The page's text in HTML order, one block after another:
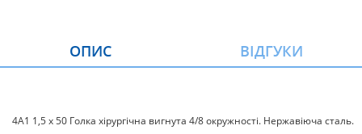
ОПИС ВІДГУКИ
4А1 1,5 х 50 Голка хірургічна вигнута 4/8 окружності. Нержавіюча сталь.